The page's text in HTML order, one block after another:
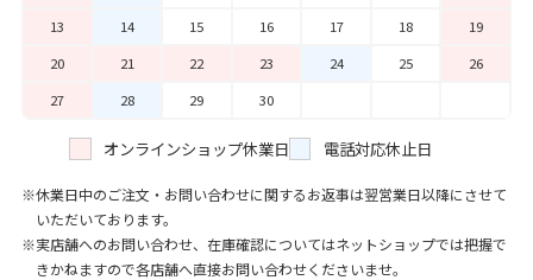
13
14 15 16 17 18
19
20
21 22 23 24 25
26
27
28 29 30
オンラインショップ休業日 電話対応休止日
休業日中のご注文・お問い合わせに関するお返事は翌営業日以降にさせて
いただいております。
実店舗へのお問い合わせ、在庫確認についてはネットショップでは把握で
きかねますので各店舗へ直接お問い合わせくださいませ。